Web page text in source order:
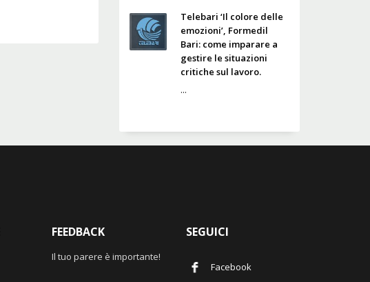
Telebari ‘Il colore delle
emozioni’, Formedil
Bari: come imparare a
gestire le situazioni
critiche sul lavoro.
...
FEEDBACK
Il tuo parere è importante!
SEGUICI
Facebook